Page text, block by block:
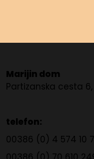
Marijin dom
Partizanska cesta
telefon:
00386 (0) 4 574 10